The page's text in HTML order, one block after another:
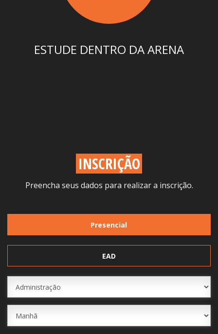
ESTUDE DENTRO DA ARENA
INSCRIÇÃO
Preencha seus dados para realizar a inscrição.
Presencial
EAD